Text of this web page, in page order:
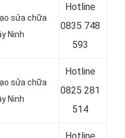
sửa chữa
Ninh
Hotline
0835 748
593
sửa chữa
Ninh
Hotline
0825 281
514